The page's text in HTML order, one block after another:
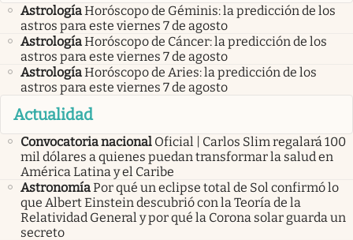
AstrologíaHoróscopo de Géminis: la predicción de los
astros para este viernes 7 de agosto
AstrologíaHoróscopo de Cáncer: la predicción de los
astros para este viernes 7 de agosto
AstrologíaHoróscopo de Aries: la predicción de los
astros para este viernes 7 de agosto
Actualidad
Convocatoria nacional Oficial | Carlos Slim regalará 100
mil dólares a quienes puedan transformar la salud en
América Latina y el Caribe
AstronomíaPor qué un eclipse total de Sol confirmó lo
que Albert Einstein descubrió con la Teoría de la
Relatividad General y por qué la Corona solar guarda un
secreto